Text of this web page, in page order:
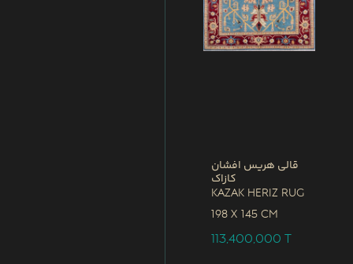
قالی هریس افشان
کازاک
Kazak Heriz Rug
198 x 145 CM
113,400,000T